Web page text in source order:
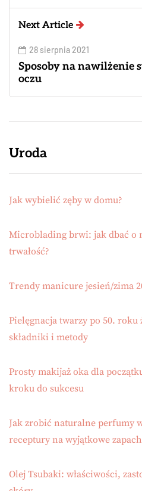
Next Article
28 sierpnia 2021
Sposoby na nawilżenie
oczu
Uroda
Jak wybielić zęby w domu?
Microblading brwi: jak dbać o
trwałość?
Trendy manicure jesień/zima
Pielęgnacja twarzy po 50. roku
składniki i metody
Prosty makijaż oka dla
kroku do sukcesu
Jak zrobić naturalne perfumy
receptury na wyjątkowe
Olej Tsubaki: właściwości,